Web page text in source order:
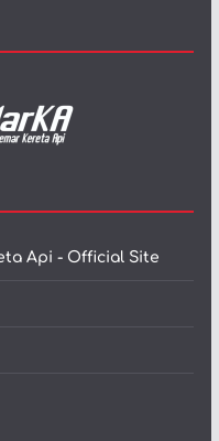
Api - Official Site